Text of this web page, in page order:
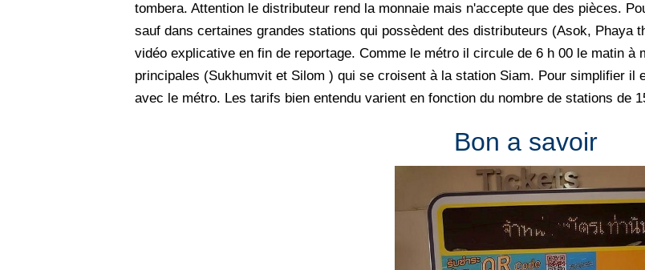
tombera. Attention le distributeur rend la monnaie mais n'accepte que des pièces.
sauf dans certaines grandes stations qui possèdent des distributeurs (Asok, Phaya
vidéo explicative en fin de reportage. Comme le métro il circule de 6 h 00 le matin
principales (Sukhumvit et Silom ) qui se croisent à la station Siam. Pour simplifier il
avec le métro. Les tarifs bien entendu varient en fonction du nombre de stations de
Bon a savoir